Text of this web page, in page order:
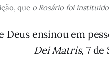
que o Rosário foi
ensinou em
Dei Matris,7 de